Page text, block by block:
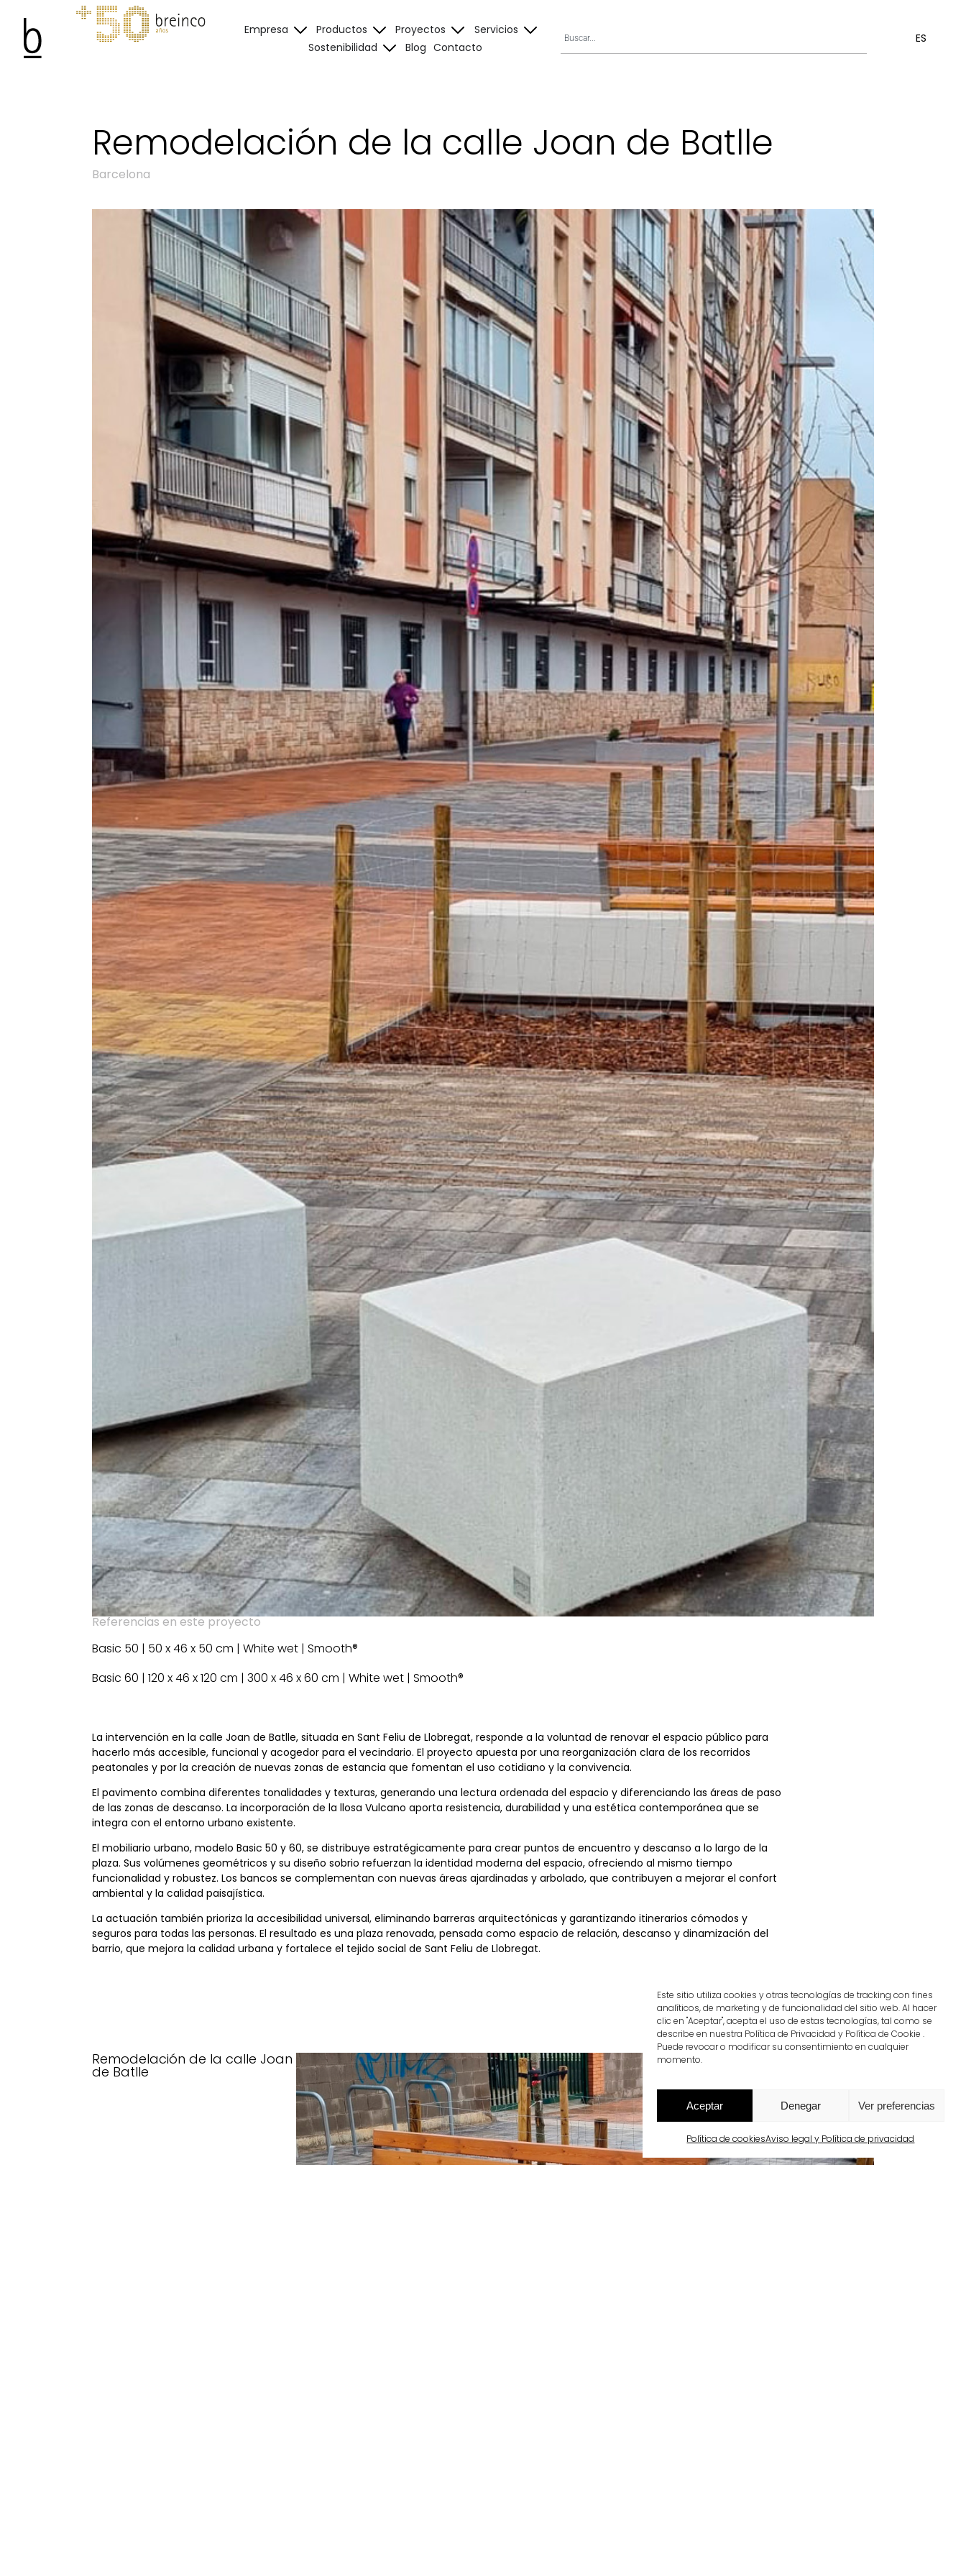
Este sitio utiliza cookies y otras tecnologías de tracking con fines
analíticos, de marketing y de funcionalidad del sitio web. Al hacer
clic en "Aceptar", acepta el uso de estas tecnologías, tal como se
describe en nuestra Política de Privacidad y Política de Cookie .
Puede revocar o modificar su consentimiento en cualquier
momento.
Aceptar Denegar Ver preferencias
Política de cookiesAviso legal y Política de privacidad
Empresa Productos Proyectos
Servicios
Sostenibilidad
Blog Contacto
ES
Remodelación de la calle Joan de Batlle
Barcelona
Referencias en este proyecto
Basic 50 | 50 x 46 x 50 cm | White wet | Smooth®
Basic 60 | 120 x 46 x 120 cm | 300 x 46 x 60 cm | White wet | Smooth®
La intervención en la calle Joan de Batlle, situada en Sant Feliu de Llobregat, responde a la voluntad de renovar el espacio público para
hacerlo más accesible, funcional y acogedor para el vecindario. El proyecto apuesta por una reorganización clara de los recorridos
peatonales y por la creación de nuevas zonas de estancia que fomentan el uso cotidiano y la convivencia.
El pavimento combina diferentes tonalidades y texturas, generando una lectura ordenada del espacio y diferenciando las áreas de paso
de las zonas de descanso. La incorporación de la llosa Vulcano aporta resistencia, durabilidad y una estética contemporánea que se
integra con el entorno urbano existente.
El mobiliario urbano, modelo Basic 50 y 60, se distribuye estratégicamente para crear puntos de encuentro y descanso a lo largo de la
plaza. Sus volúmenes geométricos y su diseño sobrio refuerzan la identidad moderna del espacio, ofreciendo al mismo tiempo
funcionalidad y robustez. Los bancos se complementan con nuevas áreas ajardinadas y arbolado, que contribuyen a mejorar el confort
ambiental y la calidad paisajística.
La actuación también prioriza la accesibilidad universal, eliminando barreras arquitectónicas y garantizando itinerarios cómodos y
seguros para todas las personas. El resultado es una plaza renovada, pensada como espacio de relación, descanso y dinamización del
barrio, que mejora la calidad urbana y fortalece el tejido social de Sant Feliu de Llobregat.
Remodelación de la calle Joan
de Batlle